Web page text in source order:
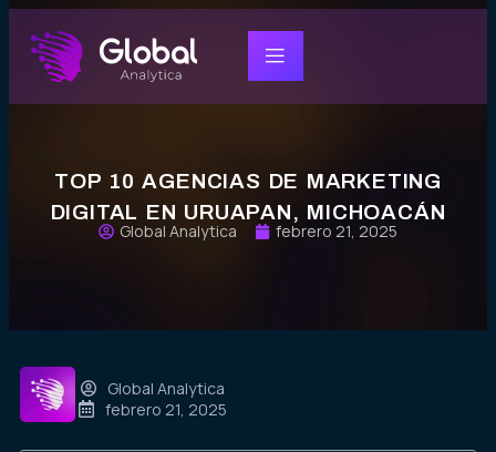
TOP 10 AGENCIAS DE MARKETING
DIGITAL EN URUAPAN, MICHOACÁN
Global Analytica febrero 21, 2025
Global Analytica
febrero 21, 2025